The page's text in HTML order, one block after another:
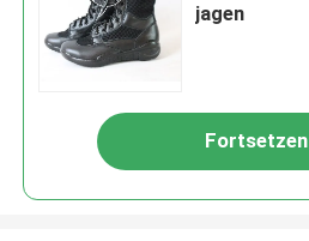
jagen
Fortsetzen